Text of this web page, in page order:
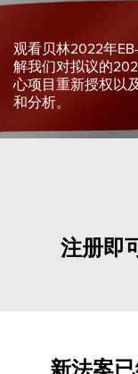
观看贝林2022年
解我们对拟议的
心项目重新授权以
和分析。
注册即